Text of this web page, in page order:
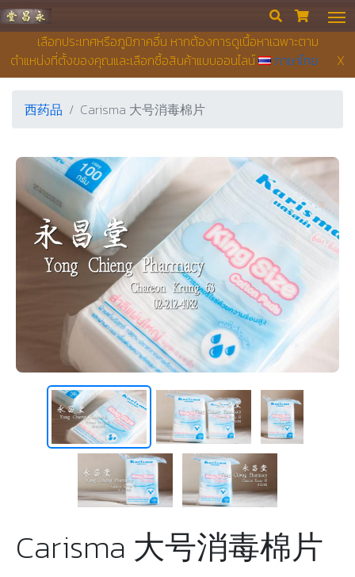
เลือกประเทศหรือภูมิภาคอื่น หากต้องการดูเนื้อหาเฉพาะตาม
ตำแหน่งที่ตั้งของคุณและเลือกซื้อสินค้าแบบออนไลน์
ภาษาไทย X
永昌堂药店  
西药品 Carisma 大号消毒棉片
Carisma 大号消毒棉片